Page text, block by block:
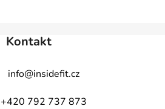
Kontakt
info@insidefit.cz
+420 792 737 873